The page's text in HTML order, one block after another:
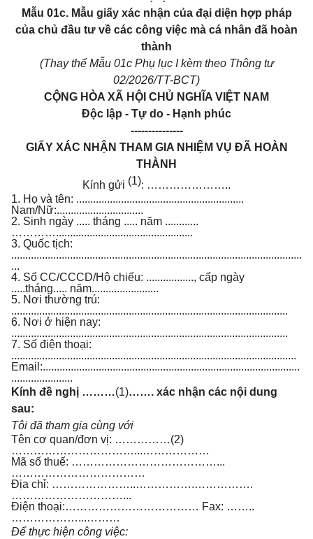
Mẫu 01c. Mẫu giấy xác nhận của đại diện hợp pháp
của chủ đầu tư về các công việc mà cá nhân đã hoàn
thành
(Thay thế Mẫu 01c Phụ lục I kèm theo Thông tư
02/2026/TT-BCT)
CỘNG HÒA XÃ HỘI CHỦ NGHĨA VIỆT NAM
Độc lập - Tự do - Hạnh phúc
---------------
GIẤY XÁC NHẬN THAM GIA NHIỆM VỤ ĐÃ HOÀN
THÀNH
Kính gửi (1): …………………..
1. Họ và tên: ............................................................
Nam/Nữ:...............................
2. Sinh ngày ..... tháng ..... năm ............
………….................................................
3. Quốc tịch:
........................................................................................................
...
4. Số CC/CCCD/Hộ chiếu: ................., cấp ngày
.....tháng..... năm........................
5. Nơi thường trú:
...................................................................................................
6. Nơi ở hiện nay:
...................................................................................................
7. Số điện thoại:
......................................................................................................
Email:............................................................................................
......................
Kính đề nghị ………(1)……. xác nhận các nội dung
sau:
Tôi đã tham gia cùng với
Tên cơ quan/đơn vị: ……………(2)
……………………………...………………
Mã số thuế: …………………………………...
………………………………
Địa chỉ: …………………..…………….…………….
…………………………...
Điện thoại:……………………………… Fax: ……..
………………...………
Để thực hiện công việc: